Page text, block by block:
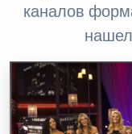
каналов